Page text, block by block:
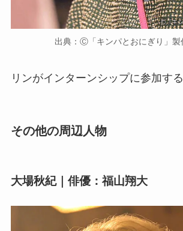
出典：Ⓒ「キンパとおにぎり」製
リンがインターンシップに参加す
その他の周辺人物
大場秋紀｜俳優：福山翔大